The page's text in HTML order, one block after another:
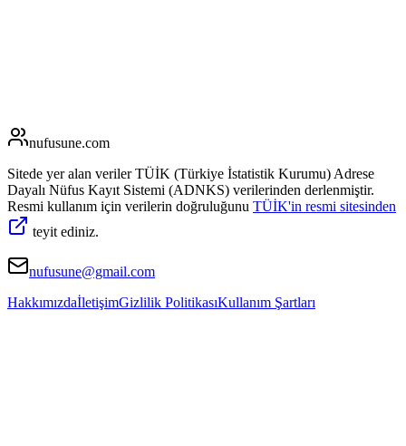
nufusune.com
Sitede yer alan veriler TÜİK (Türkiye İstatistik Kurumu) Adrese
Dayalı Nüfus Kayıt Sistemi (ADNKS) verilerinden derlenmiştir.
Resmi kullanım için verilerin doğruluğunu TÜİK'in resmi sitesinden
teyit ediniz.
nufusune@gmail.com
HakkımızdaİletişimGizlilik PolitikasıKullanım Şartları